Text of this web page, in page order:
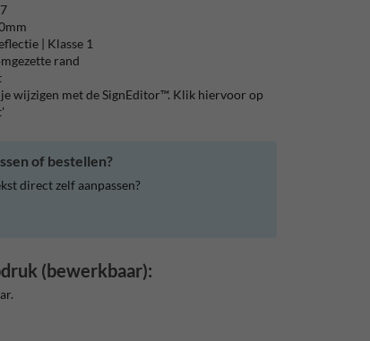
| Klasse 1
rand
je wijzigen met de SignEditor™. Klik hiervoor op
of bestellen?
direct zelf aanpassen?
(bewerkbaar):